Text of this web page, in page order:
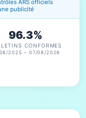
ARS officiels
publicité
96.3%
CONFORMES
2025 – 07/08/2026